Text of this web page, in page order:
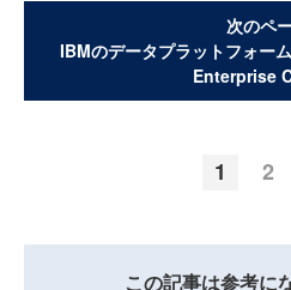
次のペ
IBMのデータプラットフォー
Enterprise
1 2
この記事は参考に